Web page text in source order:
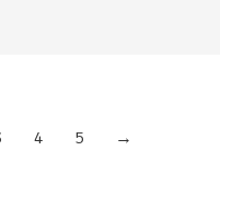
4 5 →